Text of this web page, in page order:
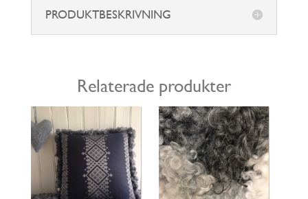
PRODUKTBESKRIVNING
Relaterade produkter